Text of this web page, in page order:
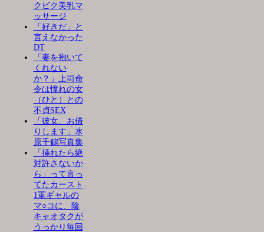
クビク美乳マ
ッサージ
「好きだ」と
言えなかった
DT
「妻を抱いて
くれない
か？」上司命
令は憧れの女
（ひと）との
不貞SEX
「彼女、お借
りします」水
原千鶴写真集
「挿れたら絶
対許さないか
ら」って言っ
てたカースト
1軍ギャルの
マ○コに、陰
キャオタクが
うっかり毎回